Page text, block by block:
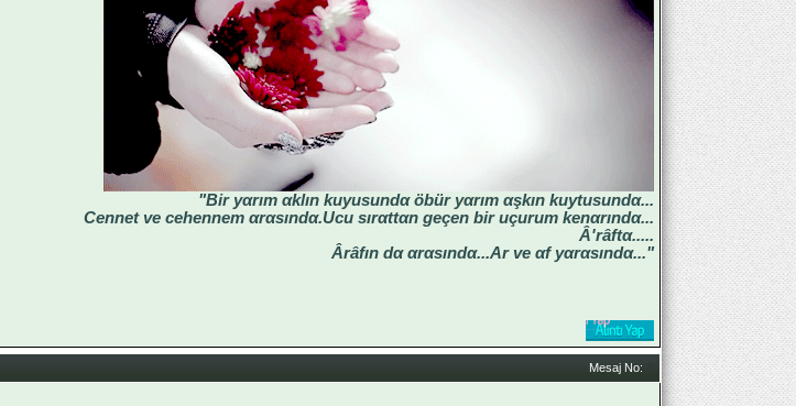
"Bir yαrım αklın kuyusundα öbür yαrım αşkın kuytusundα...
Cennet ve cehennem αrαsındα.Ucu sırαttαn geçen bir uçurum kenαrındα...
Â'râftα.....
Ârâfın dα αrαsındα...Ar ve αf yαrαsındα..."
Mesaj No: